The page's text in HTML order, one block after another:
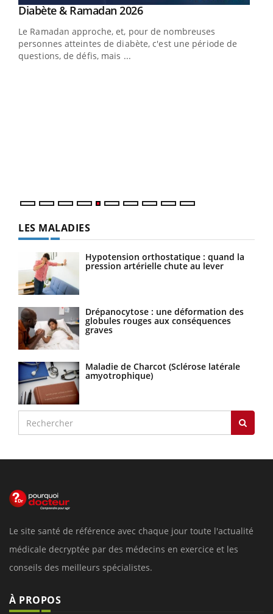
Youtube
Diabète & Ramadan 2026Youtube
Le Ramadan approche, et, pour de nombreuses
personnes atteintes de diabète, c'est une période de
questions, de défis, mais ...
Youtube
Un « jumeau numérique » pour faciliter l’accès
Un établissement lié à un groupe mutualiste innove en
matière de bilan de santé : l'utilisation d'un « jumeau
LES MALADIES
Hypotension orthostatique : quand la
pression artérielle chute au lever
Drépanocytose : une déformation des
globules rouges aux conséquences
graves
Maladie de Charcot (Sclérose latérale
amyotrophique)
Le site santé de référence avec chaque jour toute l'actualité
médicale decryptée par des médecins en exercice et les
conseils des meilleurs spécialistes.
À PROPOS